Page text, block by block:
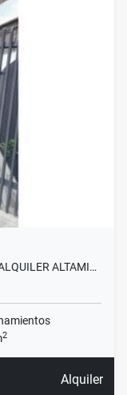
ALTAMI…
2
Alquiler